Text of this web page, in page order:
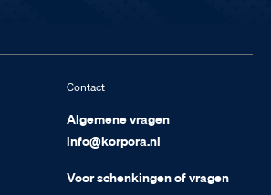
Contact
Algemene vragen
info@korpora.nl
Voor schenkingen of vragen